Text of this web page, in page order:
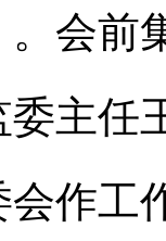
会前
主任
作工